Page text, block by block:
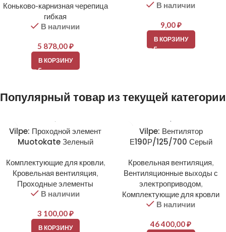
Коньково-карнизная черепица
гибкая
В наличии
5 878,00₽
В КОРЗИНУ
В наличии
9,00₽
В КОРЗИНУ
Популярный товар из текущей категории
Vilpe: Проходной элемент
Muotokate Зеленый
Комплектующие для кровли,
Кровельная вентиляция,
Проходные элементы
В наличии
3 100,00₽
В КОРЗИНУ
Vilpe: Вентилятор
Е190Р/125/700 Серый
Кровельная вентиляция,
Вентиляционные выходы с
электроприводом,
Комплектующие для кровли
В наличии
46 400,00₽